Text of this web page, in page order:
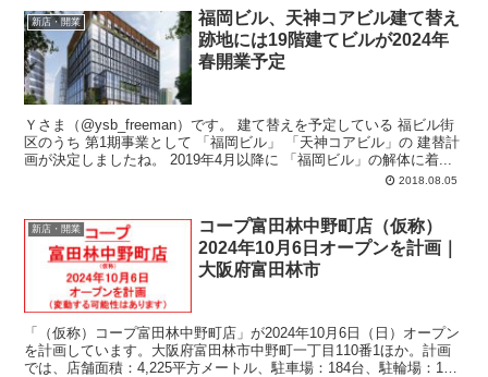
新店・開業
福岡ビル、天神コアビル建て替え
跡地には19階建てビルが2024年
春開業予定
Ｙさま（@ysb_freeman）です。 建て替えを予定している 福ビル街
区のうち 第1期事業として 「福岡ビル」 「天神コアビル」の 建替計
画が決定しましたね。 2019年4月以降に 「福岡ビル」の解体に着...
2018.08.05
新店・開業
コープ富田林中野町店（仮称）
2024年10月6日オープンを計画｜
大阪府富田林市
「（仮称）コープ富田林中野町店」が2024年10月6日（日）オープン
を計画しています。大阪府富田林市中野町一丁目110番1ほか。計画
では、店舗面積：4,225平方メートル、駐車場：184台、駐輪場：121